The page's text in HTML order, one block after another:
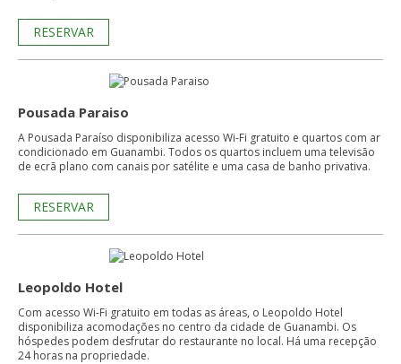
RESERVAR
Pousada Paraiso
A Pousada Paraíso disponibiliza acesso Wi-Fi gratuito e quartos com ar
condicionado em Guanambi. Todos os quartos incluem uma televisão
de ecrã plano com canais por satélite e uma casa de banho privativa.
RESERVAR
Leopoldo Hotel
Com acesso Wi-Fi gratuito em todas as áreas, o Leopoldo Hotel
disponibiliza acomodações no centro da cidade de Guanambi. Os
hóspedes podem desfrutar do restaurante no local. Há uma recepção
24 horas na propriedade.